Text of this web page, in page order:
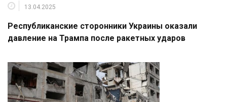
13.04.2025
Республиканские сторонники Украины оказали
давление на Трампа после ракетных ударов